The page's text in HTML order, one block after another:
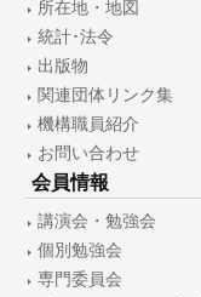
所在地・地図
統計･法令
出版物
関連団体リンク集
機構職員紹介
お問い合わせ
会員情報
講演会・勉強会
個別勉強会
専門委員会